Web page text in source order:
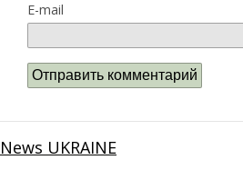
E-mail
News UKRAINE